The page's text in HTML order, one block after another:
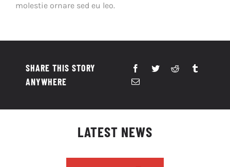
molestie ornare sed eu leo.
SHARE THIS STORY
ANYWHERE
LATEST NEWS